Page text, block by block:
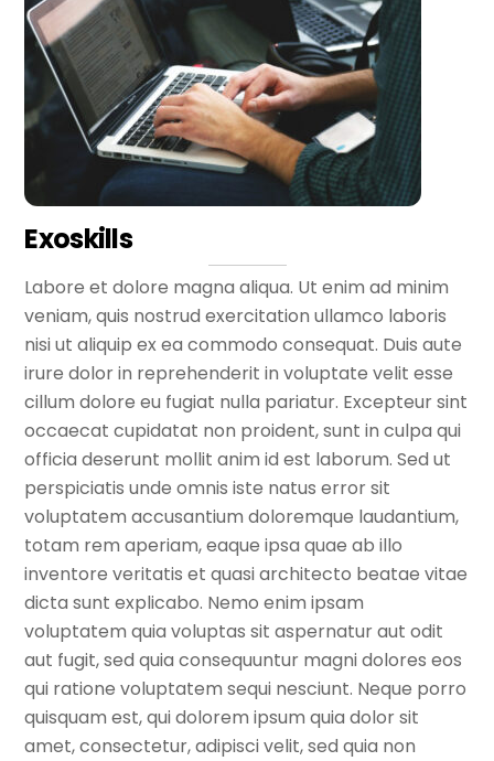
Exoskills
Labore et dolore magna aliqua. Ut enim ad minim
veniam, quis nostrud exercitation ullamco laboris
nisi ut aliquip ex ea commodo consequat. Duis aute
irure dolor in reprehenderit in voluptate velit esse
cillum dolore eu fugiat nulla pariatur. Excepteur sint
occaecat cupidatat non proident, sunt in culpa qui
officia deserunt mollit anim id est laborum. Sed ut
perspiciatis unde omnis iste natus error sit
voluptatem accusantium doloremque laudantium,
totam rem aperiam, eaque ipsa quae ab illo
inventore veritatis et quasi architecto beatae vitae
dicta sunt explicabo. Nemo enim ipsam
voluptatem quia voluptas sit aspernatur aut odit
aut fugit, sed quia consequuntur magni dolores eos
qui ratione voluptatem sequi nesciunt. Neque porro
quisquam est, qui dolorem ipsum quia dolor sit
amet, consectetur, adipisci velit, sed quia non